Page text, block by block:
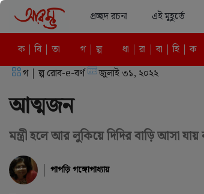
প্রচ্ছদ রচনা এই মুহূর্তে
ক | বি | তা গ | ল্প ধা | রা | বা | হি | ক
গ | ল্প রোব-e-বর্ণ জুলাই ৩১, ২০২২
আত্মজন
মন্ত্রী হলে আর লুকিয়ে দিদির বাড়ি আসা
পাপড়ি গঙ্গোপাধ্যায়